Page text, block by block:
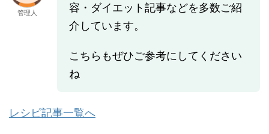
管理人
容・ダイエット記事などを多数ご紹
介しています。
こちらもぜひご参考にしてください
ね
レシピ記事一覧へ